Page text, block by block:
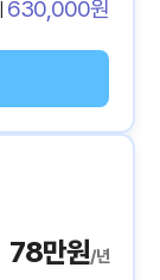
630,000원
78만원/년